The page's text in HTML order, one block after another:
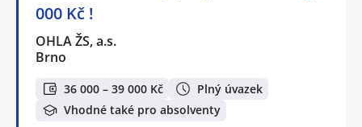
000 Kč !
OHLA ŽS, a.s.
Brno
36 000 – 39 000 Kč
Plný úvazek
Vhodné také pro absolventy